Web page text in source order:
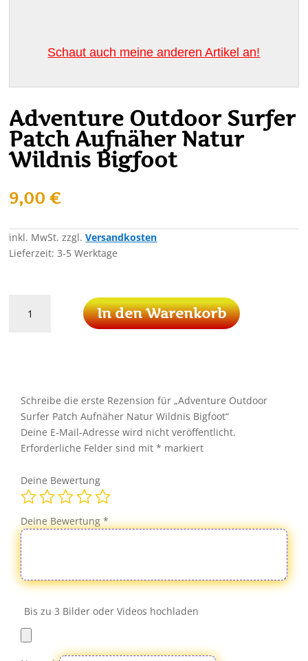
Schaut auch meine anderen Artikel an!
Adventure Outdoor Surfer
Patch Aufnäher Natur
Wildnis Bigfoot
9,00€
inkl. MwSt. zzgl.Versandkosten
Lieferzeit:3-5 Werktage
Outdoor
Wildnis
Bigfoot
Menge
In den Warenkorb
Schreibe die erste Rezension für „Adventure Outdoor
Surfer Patch Aufnäher Natur Wildnis Bigfoot“
Deine E-Mail-Adresse wird nicht veröffentlicht.
Erforderliche Felder sind mit* markiert
Deine Bewertung
Deine Bewertung*
Bis zu 3 Bilder oder Videos hochladen